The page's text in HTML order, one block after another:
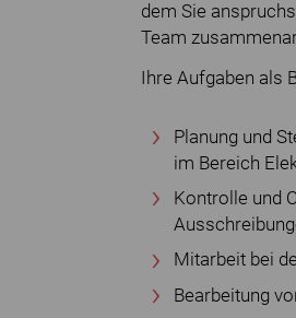
dem Sie
Team
Ihre Aufgaben als
Planung und
im Bereich
Kontrolle und
Mitarbeit bei
Bearbeitung